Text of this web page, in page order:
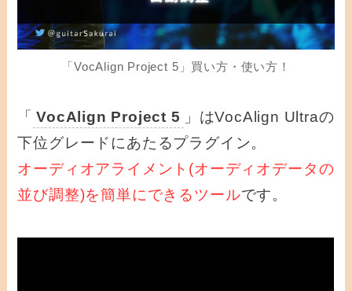
「VocAlign Project 5」買い方・使い方！
「 VocAlign Project 5
」はVocAlign Ultraの
下位グレードにあたるプラグイン。
オーディオアライメント(オーディオデータの
並び調整)を簡単にできるツールです。